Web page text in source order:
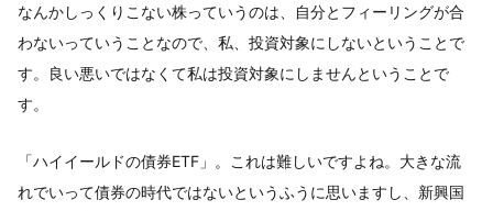
なんかしっくりこない株っていうのは、自分とフィーリングが合
わないっていうことなので、私、投資対象にしないということで
す。良い悪いではなくて私は投資対象にしませんということで
す。
「ハイイールドの債券ETF」。これは難しいですよね。大きな流
れでいって債券の時代ではないというふうに思いますし、新興国